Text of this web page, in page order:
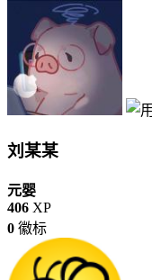
刘某某
元婴
406 XP
0 徽标